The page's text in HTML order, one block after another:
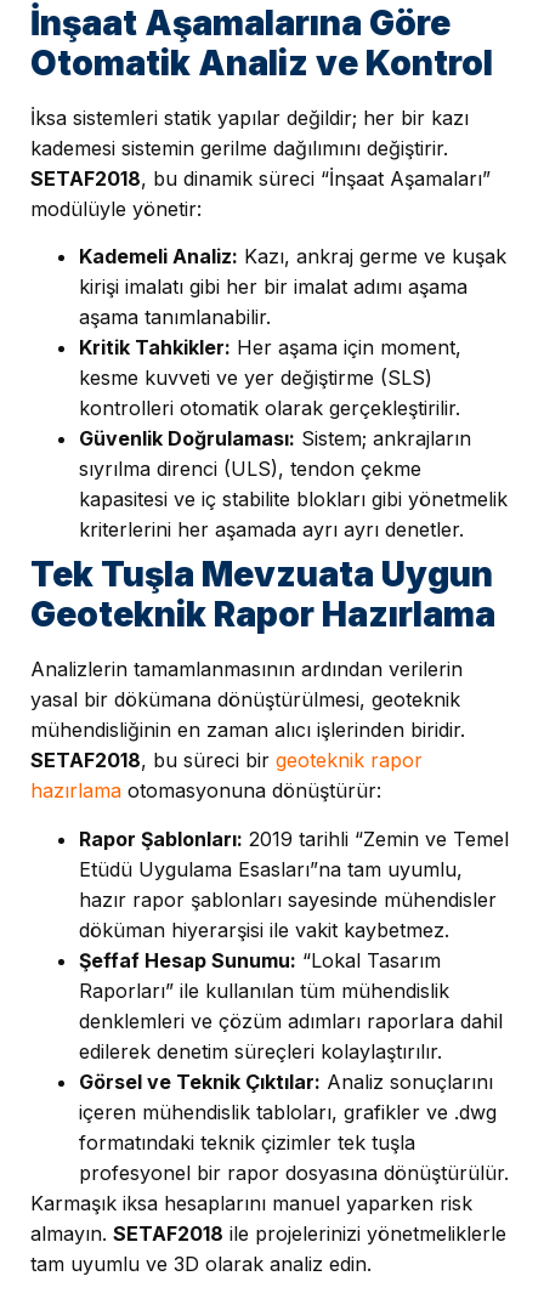
İnşaat Aşamalarına Göre
Otomatik Analiz ve Kontrol
İksa sistemleri statik yapılar değildir; her bir kazı
kademesi sistemin gerilme dağılımını değiştirir.
SETAF2018, bu dinamik süreci “İnşaat Aşamaları”
modülüyle yönetir:
Kademeli Analiz: Kazı, ankraj germe ve kuşak
kirişi imalatı gibi her bir imalat adımı aşama
aşama tanımlanabilir.
Kritik Tahkikler: Her aşama için moment,
kesme kuvveti ve yer değiştirme (SLS)
kontrolleri otomatik olarak gerçekleştirilir.
Güvenlik Doğrulaması: Sistem; ankrajların
sıyrılma direnci (ULS), tendon çekme
kapasitesi ve iç stabilite blokları gibi yönetmelik
kriterlerini her aşamada ayrı ayrı denetler.
Tek Tuşla Mevzuata Uygun
Geoteknik Rapor Hazırlama
Analizlerin tamamlanmasının ardından verilerin
yasal bir dökümana dönüştürülmesi, geoteknik
mühendisliğinin en zaman alıcı işlerinden biridir.
SETAF2018, bu süreci bir geoteknik rapor
hazırlama otomasyonuna dönüştürür:
Rapor Şablonları: 2019 tarihli “Zemin ve Temel
Etüdü Uygulama Esasları”na tam uyumlu,
hazır rapor şablonları sayesinde mühendisler
döküman hiyerarşisi ile vakit kaybetmez.
Şeffaf Hesap Sunumu: “Lokal Tasarım
Raporları” ile kullanılan tüm mühendislik
denklemleri ve çözüm adımları raporlara dahil
edilerek denetim süreçleri kolaylaştırılır.
Görsel ve Teknik Çıktılar: Analiz sonuçlarını
içeren mühendislik tabloları, grafikler ve .dwg
formatındaki teknik çizimler tek tuşla
profesyonel bir rapor dosyasına dönüştürülür.
Karmaşık iksa hesaplarını manuel yaparken risk
almayın. SETAF2018 ile projelerinizi yönetmeliklerle
tam uyumlu ve 3D olarak analiz edin.